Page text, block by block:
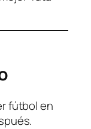
fútbol en